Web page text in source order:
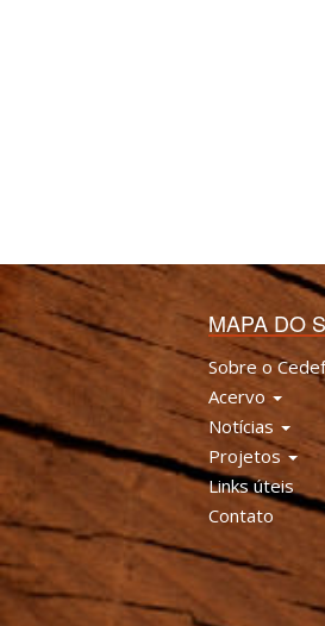
MAPA DO
Sobre o
Acervo
Notícias
Projetos
Links úteis
Contato